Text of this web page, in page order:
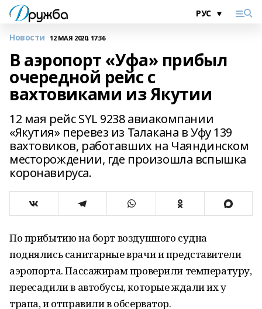
Новости 12 МАЯ 2020, 17:36
В аэропорт «Уфа» прибыл
очередной рейс с
вахтовиками из Якутии
12 мая рейс SYL 9238 авиакомпании
«Якутия» перевез из Талакана в Уфу 139
вахтовиков, работавших на Чаяндинском
месторождении, где произошла вспышка
коронавируса.
По прибытию на борт воздушного судна
поднялись санитарные врачи и представители
аэропорта. Пассажирам проверили температуру,
пересадили в автобусы, которые ждали их у
трапа, и отправили в обсерватор.